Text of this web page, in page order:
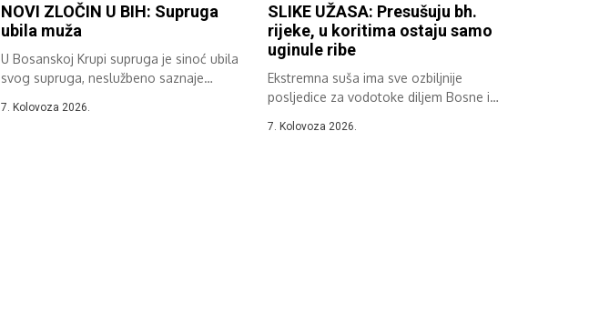
NOVI ZLOČIN U BIH: Supruga
ubila muža
U Bosanskoj Krupi supruga je sinoć ubila
svog supruga, neslužbeno saznaje
7. Kolovoza 2026.
SLIKE UŽASA: Presušuju bh.
rijeke, u koritima ostaju samo
uginule ribe
Ekstremna suša ima sve ozbiljnije
posljedice za vodotoke diljem Bosne i
7. Kolovoza 2026.